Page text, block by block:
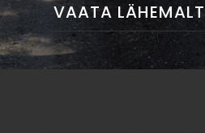
VAATA LÄHEMALT